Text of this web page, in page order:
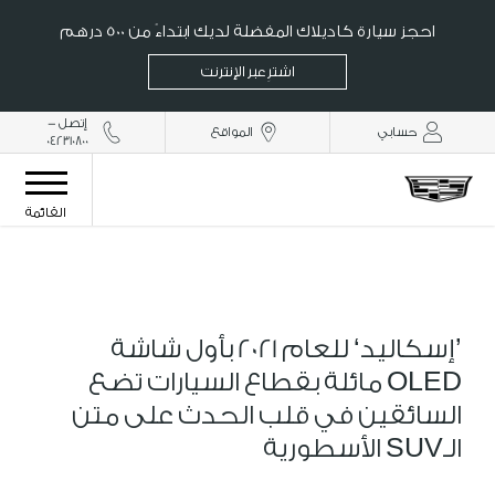
احجز سيارة كاديلاك المفضلة لديك ابتداءً من 500 درهم
اشترِ عبر الإنترنت
حسابي المواقع
إتصل -
042310800
القائمة
’إسكاليد‘ للعام 2021
بأول شاشة
OLED مائلة بقطاع السيارات تضع
السائقين في قلب الحدث على متن
الـSUV الأسطورية